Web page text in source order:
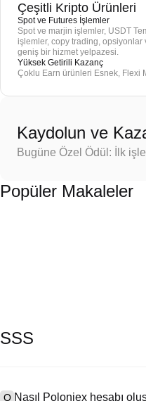
Çeşitli Kripto Ürünleri
Spot ve Futures İşlemler
Spot ve marjin işlemler, USDT
işlemler, copy trading, opsiyonlar
geniş bir hizmet yelpazesi.
Yüksek Getirili Kazanç
Çoklu Earn ürünleri Esnek, Flexi
Kaydolun ve
Bugüne Özel Ödül: İlk
Popüler Makaleler
SSS
Q Nasıl Poloniex hesabı